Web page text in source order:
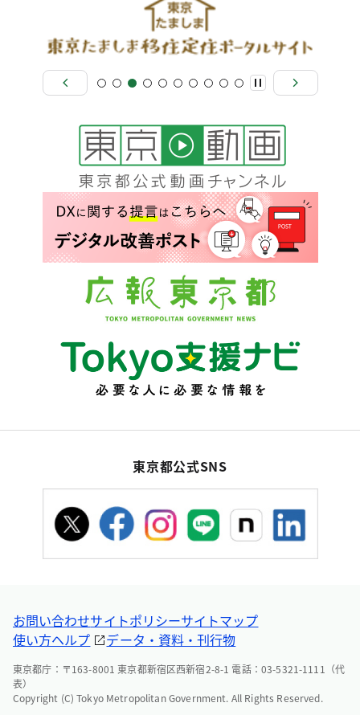
東京都公式SNS
お問い合わせサイトポリシーサイトマップ
使い方ヘルプ
データ・資料・刊行物
東京都庁：〒163-8001 東京都新宿区西新宿2-8-1 電話：03-5321-1111（代
表）
Copyright (C) Tokyo Metropolitan Government. All Rights Reserved.